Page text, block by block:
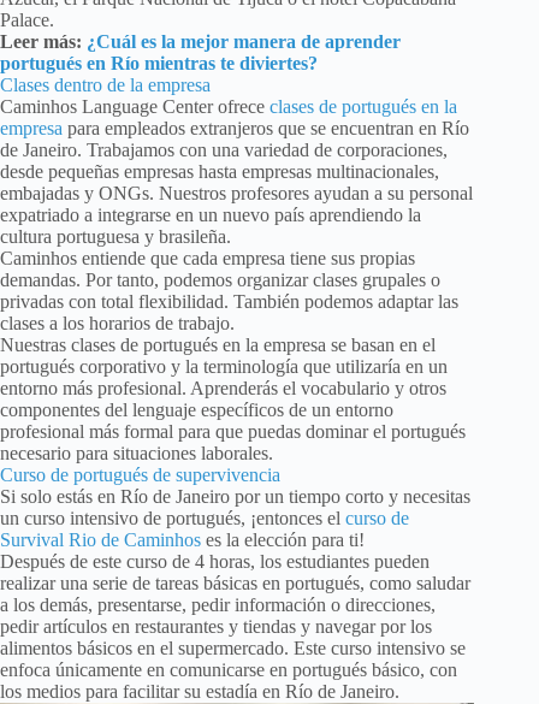
Palace.
Leer más: ¿Cuál es la mejor manera de aprender
portugués en Río mientras te diviertes?
Clases dentro de la empresa
Caminhos Language Center ofrece clases de portugués en la
empresa para empleados extranjeros que se encuentran en Río
de Janeiro. Trabajamos con una variedad de corporaciones,
desde pequeñas empresas hasta empresas multinacionales,
embajadas y ONGs. Nuestros profesores ayudan a su personal
expatriado a integrarse en un nuevo país aprendiendo la
cultura portuguesa y brasileña.
Caminhos entiende que cada empresa tiene sus propias
demandas. Por tanto, podemos organizar clases grupales o
privadas con total flexibilidad. También podemos adaptar las
clases a los horarios de trabajo.
Nuestras clases de portugués en la empresa se basan en el
portugués corporativo y la terminología que utilizaría en un
entorno más profesional. Aprenderás el vocabulario y otros
componentes del lenguaje específicos de un entorno
profesional más formal para que puedas dominar el portugués
necesario para situaciones laborales.
Curso de portugués de supervivencia
Si solo estás en Río de Janeiro por un tiempo corto y necesitas
un curso intensivo de portugués, ¡entonces el curso de
Survival Rio de Caminhos es la elección para ti!
Después de este curso de 4 horas, los estudiantes pueden
realizar una serie de tareas básicas en portugués, como saludar
a los demás, presentarse, pedir información o direcciones,
pedir artículos en restaurantes y tiendas y navegar por los
alimentos básicos en el supermercado. Este curso intensivo se
enfoca únicamente en comunicarse en portugués básico, con
los medios para facilitar su estadía en Río de Janeiro.